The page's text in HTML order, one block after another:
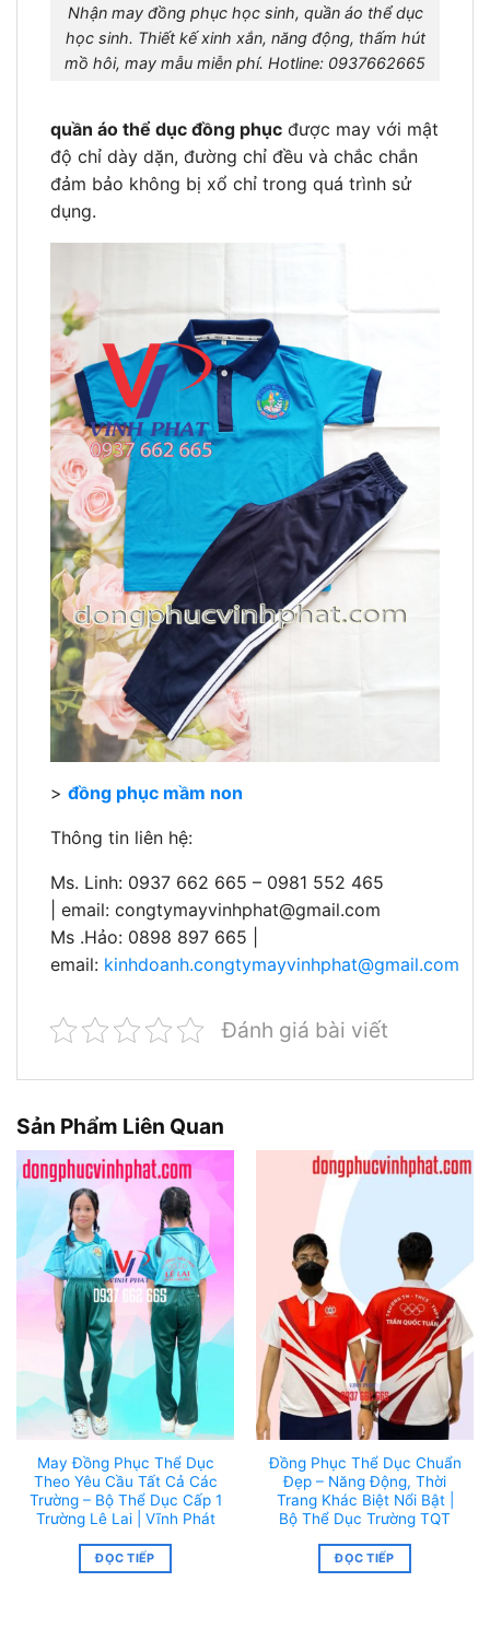
Nhận may đồng phục học sinh, quần áo thể dục
học sinh. Thiết kế xinh xắn, năng động, thấm hút
mồ hôi, may mẫu miễn phí. Hotline: 0937662665
quần áo thể dục đồng phục được may với mật
độ chỉ dày dặn, đường chỉ đều và chắc chắn
đảm bảo không bị xổ chỉ trong quá trình sử
dụng.
> đồng phục mầm non
Thông tin liên hệ:
Ms. Linh: 0937 662 665 – 0981 552 465
| email: congtymayvinhphat@gmail.com
Ms .Hảo: 0898 897 665 |
email: kinhdoanh.congtymayvinhphat@gmail.com
Đánh giá bài viết
Sản Phẩm Liên Quan
May Đồng Phục Thể Dục
Theo Yêu Cầu Tất Cả Các
Trường – Bộ Thể Dục Cấp 1
Trường Lê Lai | Vĩnh Phát
ĐỌC TIẾP
Đồng Phục Thể Dục Chuẩn
Đẹp – Năng Động, Thời
Trang Khác Biệt Nổi Bật |
Bộ Thể Dục Trường TQT
ĐỌC TIẾP